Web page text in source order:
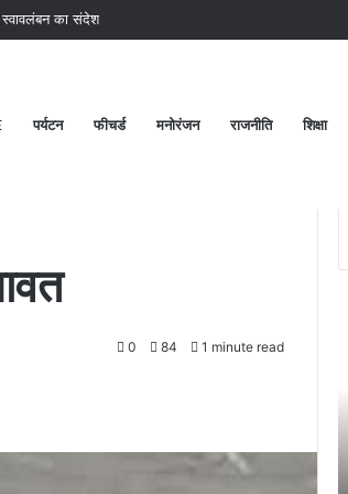
का संदेश
पर्यटन फीचर्ड मनोरंजन राजनीति शिक्षा
0 84 1 minute read